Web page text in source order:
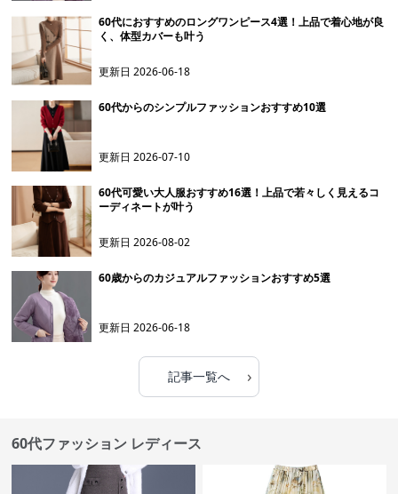
60代におすすめのロングワンピース4選！上品で着心地が良
く、体型カバーも叶う
更新日2026-06-18
60代からのシンプルファッションおすすめ10選
更新日2026-07-10
60代可愛い大人服おすすめ16選！上品で若々しく見えるコ
ーディネートが叶う
更新日2026-08-02
60歳からのカジュアルファッションおすすめ5選
更新日2026-06-18
記事一覧へ ›
60代ファッション レディース